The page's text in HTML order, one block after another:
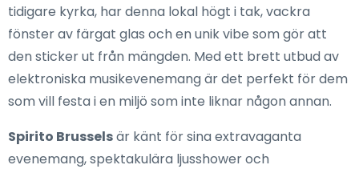
tidigare kyrka, har denna lokal högt i tak, vackra
fönster av färgat glas och en unik vibe som gör att
den sticker ut från mängden. Med ett brett utbud av
elektroniska musikevenemang är det perfekt för dem
som vill festa i en miljö som inte liknar någon annan.
Spirito Brusselsär känt för sina extravaganta
evenemang, spektakulära ljusshower och